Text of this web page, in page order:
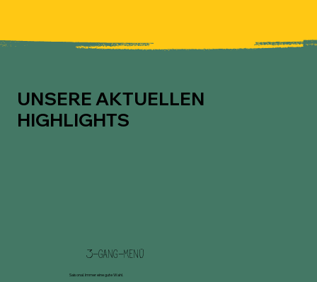
UNSERE AKTUELLEN
HIGHLIGHTS
3-gang-menü
Saisonal. Immer eine gute Wahl.